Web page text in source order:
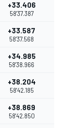
+33.406
58'37.387
+33.587
58'37.568
+34.985
58'38.966
+38.204
58'42.185
+38.869
58'42.850